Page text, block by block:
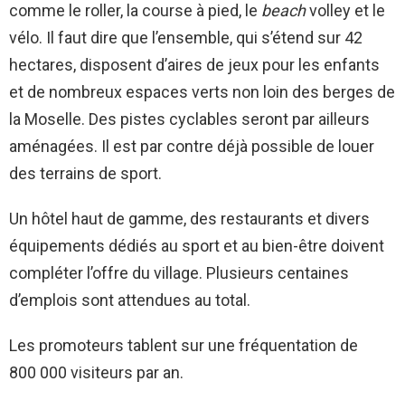
comme le roller, la course à pied, le beachvolley et le
vélo. Il faut dire que l’ensemble, qui s’étend sur 42
hectares, disposent d’aires de jeux pour les enfants
et de nombreux espaces verts non loin des berges de
la Moselle. Des pistes cyclables seront par ailleurs
aménagées. Il est par contre déjà possible de louer
des terrains de sport.
Un hôtel haut de gamme, des restaurants et divers
équipements dédiés au sport et au bien-être doivent
compléter l’offre du village. Plusieurs centaines
d’emplois sont attendues au total.
Les promoteurs tablent sur une fréquentation de
800 000 visiteurs par an.